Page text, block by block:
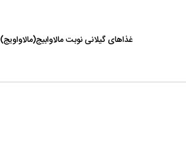
غذاهای گیلانی نوبت مالاوابیج(مالاواویج)